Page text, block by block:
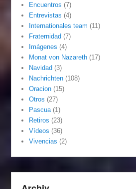
Encuentros (7)
Entrevistas (4)
Internationales team (11)
Fraternidad (7)
Imágenes (4)
Monat von Nazareth (17)
Navidad (3)
Nachrichten (108)
Oracion (15)
Otros (27)
Pascua (1)
Retiros (23)
Vídeos (36)
Vivencias (2)